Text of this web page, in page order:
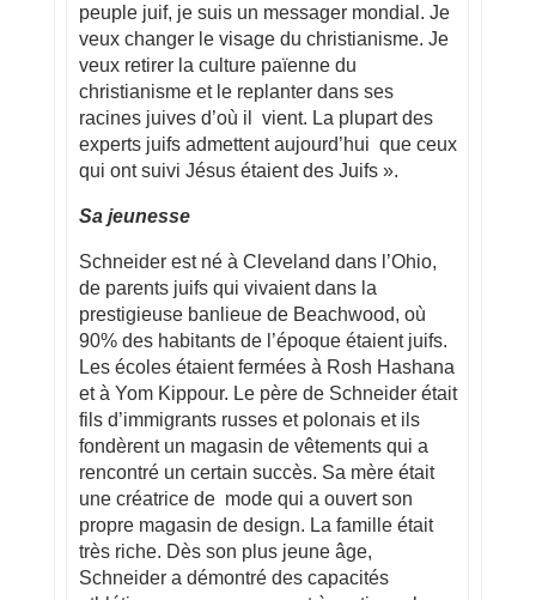
peuple juif, je suis un messager mondial. Je
veux changer le visage du christianisme. Je
veux retirer la culture païenne du
christianisme et le replanter dans ses
racines juives d’où il vient. La plupart des
experts juifs admettent aujourd’hui que ceux
qui ont suivi Jésus étaient des Juifs ».
Sa jeunesse
Schneider est né à Cleveland dans l’Ohio,
de parents juifs qui vivaient dans la
prestigieuse banlieue de Beachwood, où
90% des habitants de l’époque étaient juifs.
Les écoles étaient fermées à Rosh Hashana
et à Yom Kippour. Le père de Schneider était
fils d’immigrants russes et polonais et ils
fondèrent un magasin de vêtements qui a
rencontré un certain succès. Sa mère était
une créatrice de mode qui a ouvert son
propre magasin de design. La famille était
très riche. Dès son plus jeune âge,
Schneider a démontré des capacités